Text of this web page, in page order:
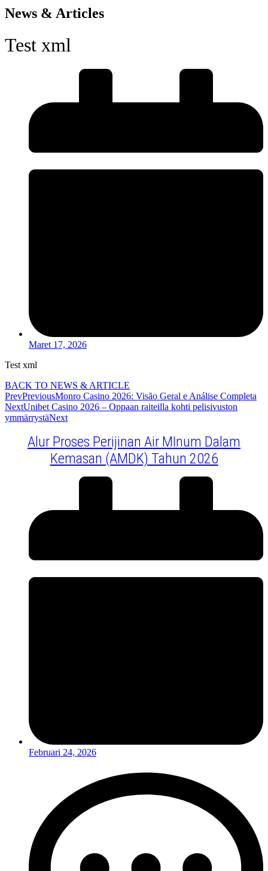
News & Articles
Test xml
Maret 17, 2026
Test xml
BACK TO NEWS & ARTICLE
PrevPreviousMonro Casino 2026: Visão Geral e Análise Completa
NextUnibet Casino 2026 – Oppaan raiteilla kohti pelisivuston
ymmärrystäNext
Alur Proses Perijinan Air MInum Dalam
Kemasan (AMDK) Tahun 2026
Februari 24, 2026